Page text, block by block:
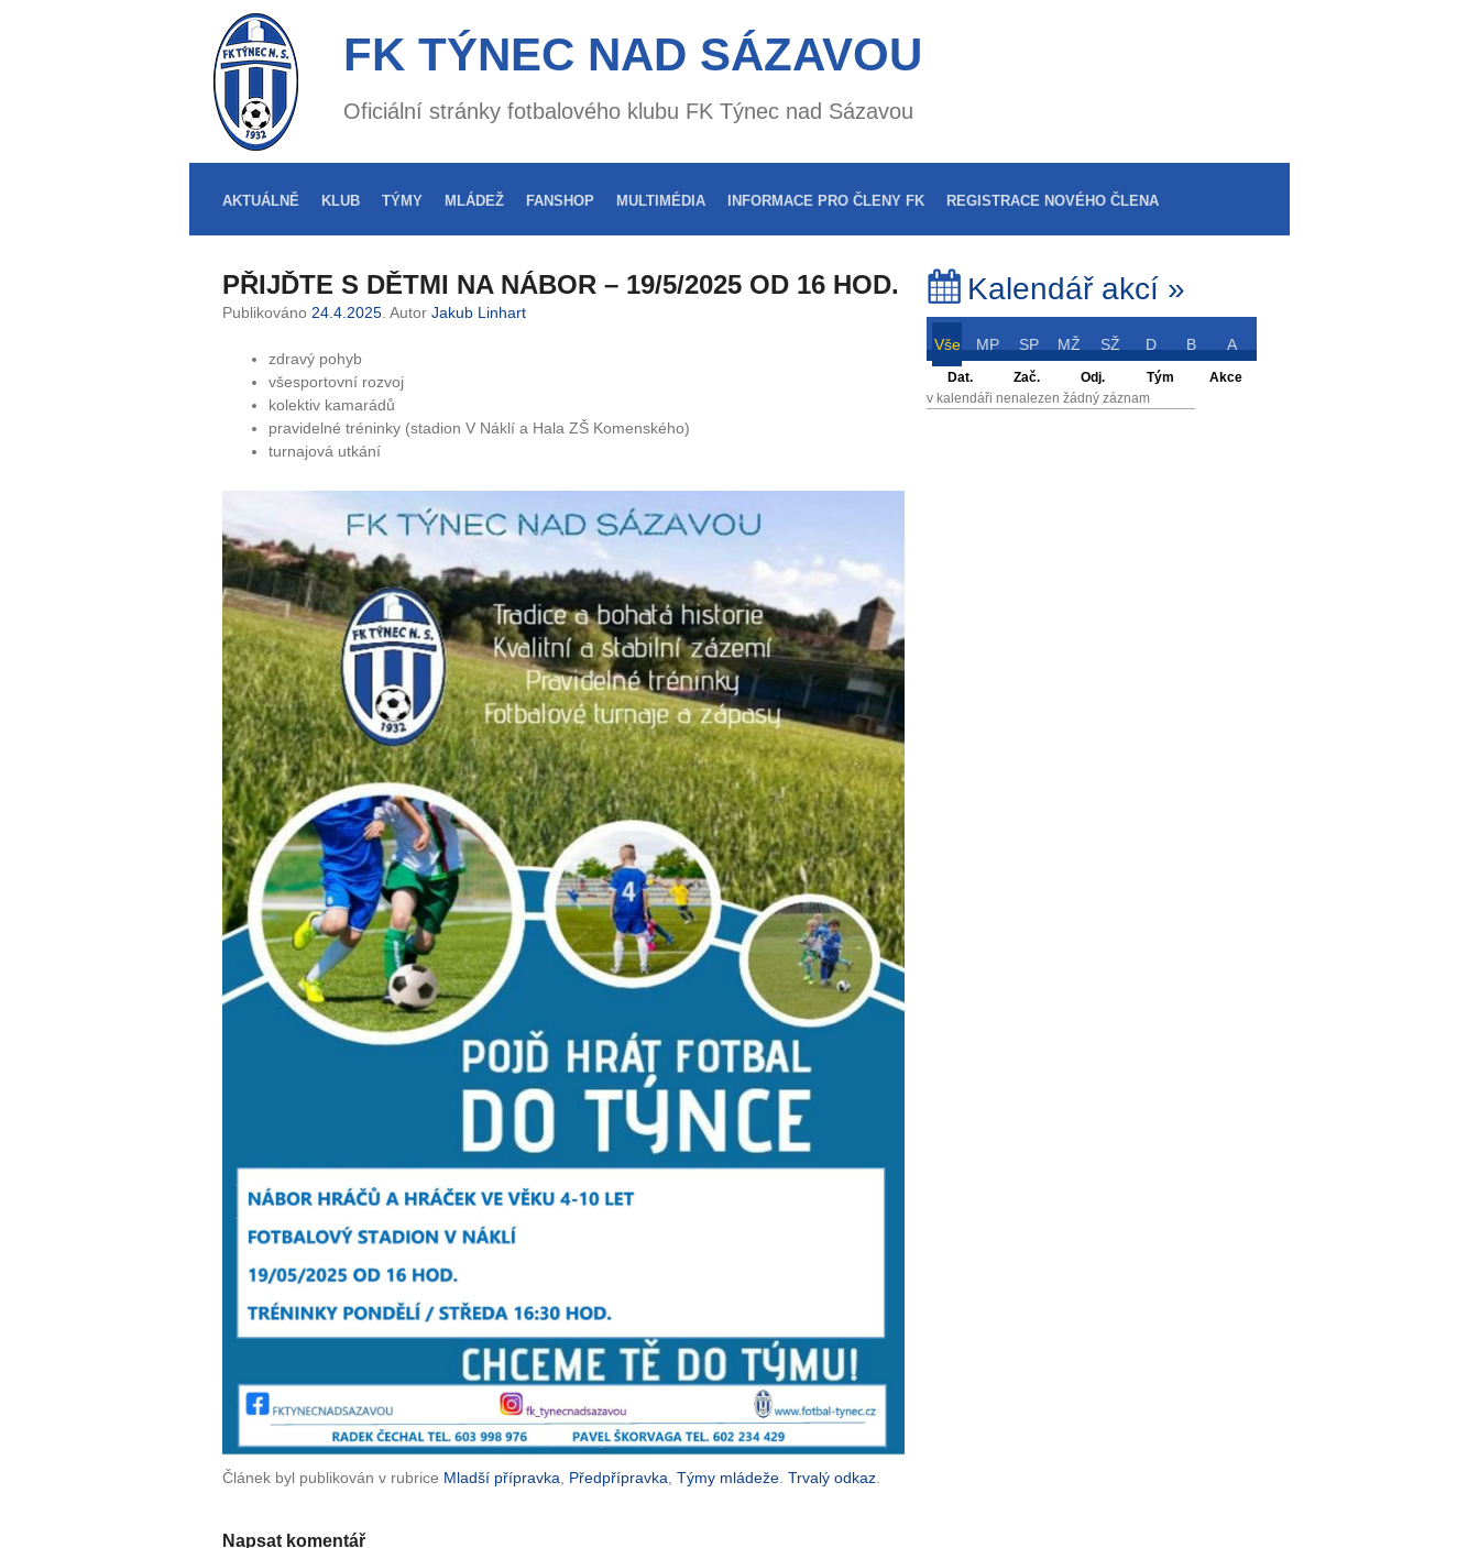
FK TÝNEC NAD SÁZAVOU
Oficiální stránky fotbalového klubu FK Týnec nad Sázavou
AKTUÁLNĚ KLUB TÝMY MLÁDEŽ FANSHOP MULTIMÉDIA INFORMACE PRO ČLENY FK REGISTRACE NOVÉHO ČLENA
PŘIJĎTE S DĚTMI NA NÁBOR – 19/5/2025 OD 16 HOD.
Publikováno 24.4.2025 . Autor Jakub Linhart
zdravý pohyb
všesportovní rozvoj
kolektiv kamarádů
pravidelné tréninky (stadion V Náklí a Hala ZŠ Komenského)
turnajová utkání
Článek byl publikován v rubrice Mladší přípravka Předpřípravka Týmy mládeže Trvalý odkaz
Napsat komentář
Kalendář akcí »
Vše MP SP MŽ SŽ D B A
Dat. Zač. Odj. Tým
Akce
v kalendáři nenalezen žádný záznam